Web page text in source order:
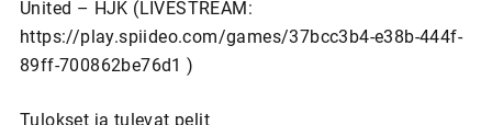
United – HJK (LIVESTREAM:
https://play.spiideo.com/games/37bcc3b4-e38b-444f-
89ff-700862be76d1 )
Tulokset ja tulevat pelit